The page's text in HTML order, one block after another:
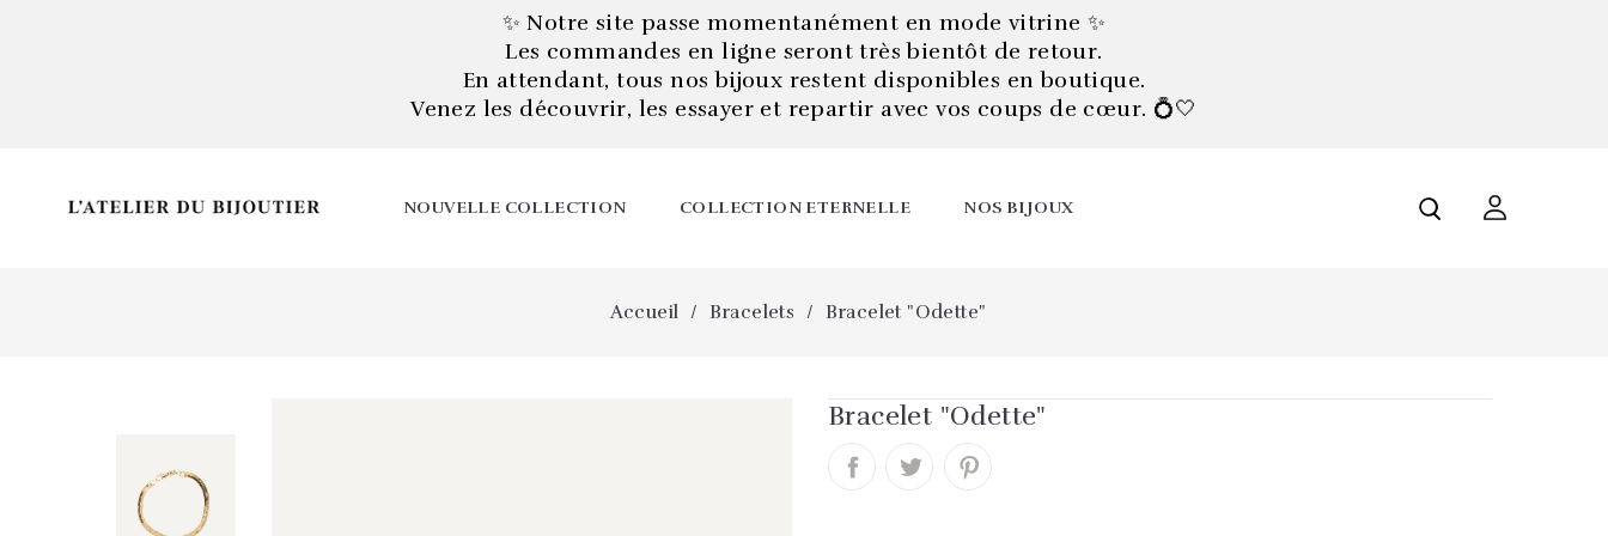
✨ Notre site passe momentanément en mode vitrine ✨
Les commandes en ligne seront très bientôt de retour.
En attendant, tous nos bijoux restent disponibles en boutique.
Venez les découvrir, les essayer et repartir avec vos coups de cœur. 💍🤍
NOUVELLE COLLECTION COLLECTION ETERNELLE NOS BIJOUX
Accueil Bracelets Bracelet "Odette"
Bracelet "Odette"